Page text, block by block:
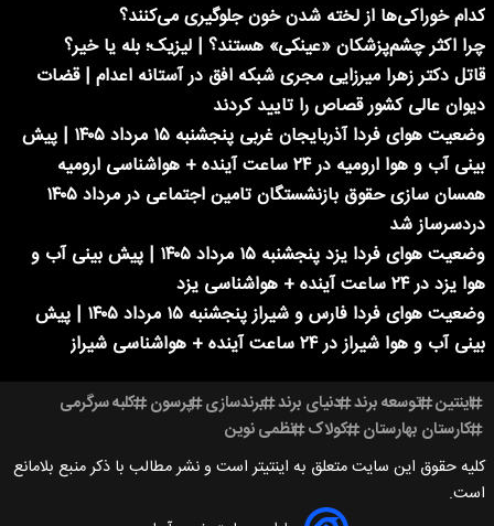
کدام خوراکی‌ها از لخته شدن خون جلوگیری می‌کنند؟
چرا اکثر چشم‌پزشکان «عینکی» هستند؟ | لیزیک؛ بله یا خیر؟
قاتل دکتر زهرا میرزایی مجری شبکه افق در آستانه اعدام | قضات
دیوان عالی کشور قصاص را تایید کردند
وضعیت هوای فردا آذربایجان غربی پنجشنبه ۱۵ مرداد ۱۴۰۵ | پیش
بینی آب و هوا ارومیه در ۲۴ ساعت آینده + هواشناسی ارومیه
همسان سازی حقوق بازنشستگان تامین اجتماعی در مرداد ۱۴۰۵
دردسرساز شد
وضعیت هوای فردا یزد پنجشنبه ۱۵ مرداد ۱۴۰۵ | پیش بینی آب و
هوا یزد در ۲۴ ساعت آینده + هواشناسی یزد
وضعیت هوای فردا فارس و شیراز پنجشنبه ۱۵ مرداد ۱۴۰۵ | پیش
بینی آب و هوا شیراز در ۲۴ ساعت آینده + هواشناسی شیراز
اینتین توسعه برند دنیای برند برندسازی پرسون کلبه سرگرمی
کارستان بهارستان کولاک نظمی نوین
کلیه حقوق این سایت متعلق به اینتیتر است و نشر مطالب با ذکر منبع بلامانع
است.